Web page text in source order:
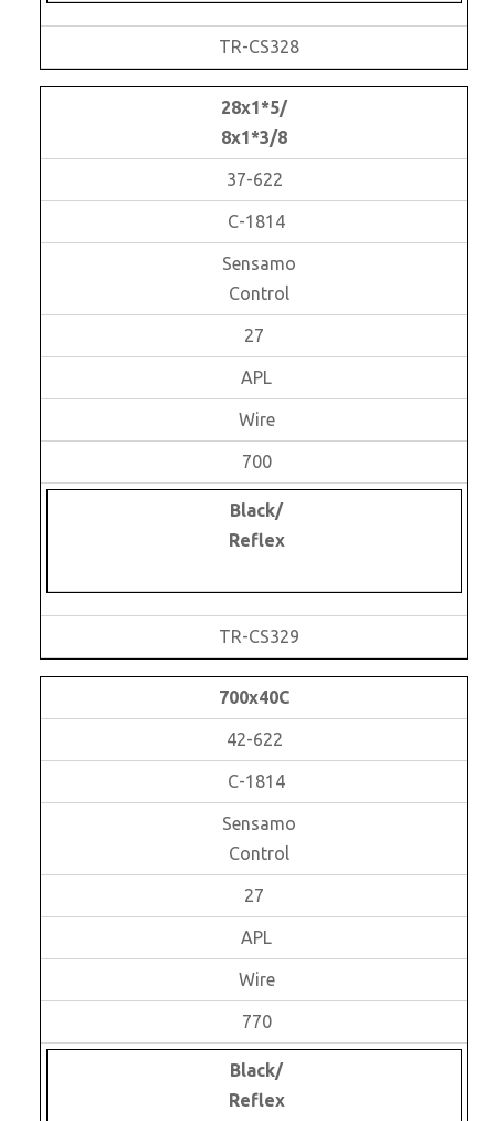
TR-CS328
28x1*5/
8x1*3/8
37-622
C-1814
Sensamo
Control
27
APL
Wire
700
Black/
Reflex
TR-CS329
700x40C
42-622
C-1814
Sensamo
Control
27
APL
Wire
770
Black/
Reflex